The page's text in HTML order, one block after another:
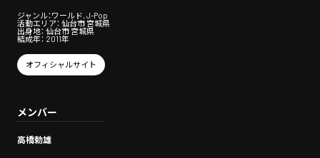
ジャンル：ワールド, J-Pop
活動エリア： 仙台市 宮城県
出身地： 仙台市 宮城県
結成年： 2011年
オフィシャルサイト
メンバー
高橋勅雄